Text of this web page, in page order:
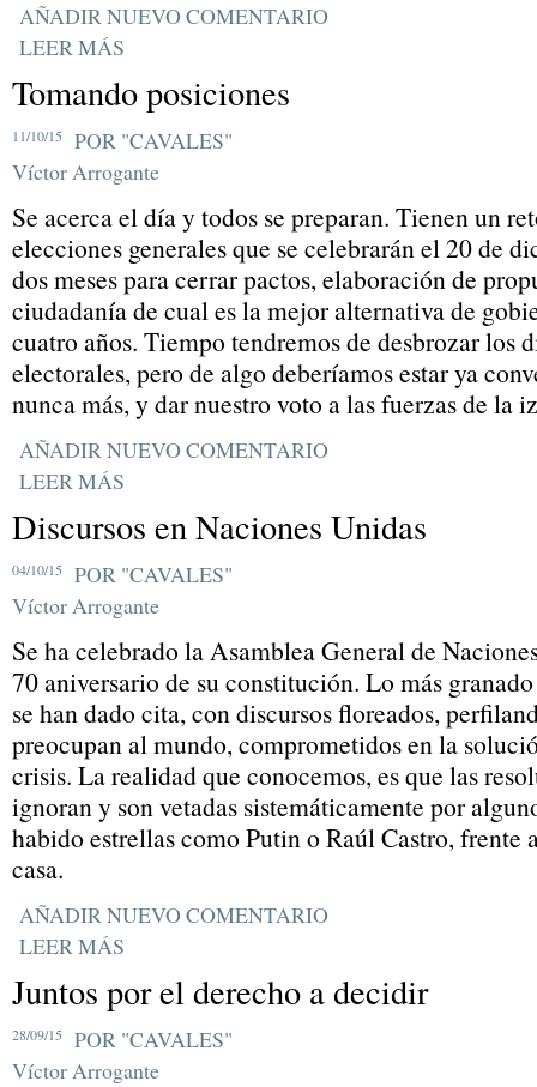
AÑADIR NUEVO COMENTARIO
LEER MÁS
Tomando posiciones
11/10/15
POR "CAVALES"
Víctor Arrogante
Se acerca el día y todos se preparan. Tienen un
elecciones generales que se celebrarán el 20 de
dos meses para cerrar pactos, elaboración de
ciudadanía de cual es la mejor alternativa de
cuatro años. Tiempo tendremos de desbrozar los
electorales, pero de algo deberíamos estar ya
nunca más, y dar nuestro voto a las fuerzas de la
AÑADIR NUEVO COMENTARIO
LEER MÁS
Discursos en Naciones Unidas
04/10/15
POR "CAVALES"
Víctor Arrogante
Se ha celebrado la Asamblea General de
70 aniversario de su constitución. Lo más
se han dado cita, con discursos floreados,
preocupan al mundo, comprometidos en la
crisis. La realidad que conocemos, es que las
ignoran y son vetadas sistemáticamente por
habido estrellas como Putin o Raúl Castro, frente
casa.
AÑADIR NUEVO COMENTARIO
LEER MÁS
Juntos por el derecho a decidir
28/09/15
POR "CAVALES"
Víctor Arrogante